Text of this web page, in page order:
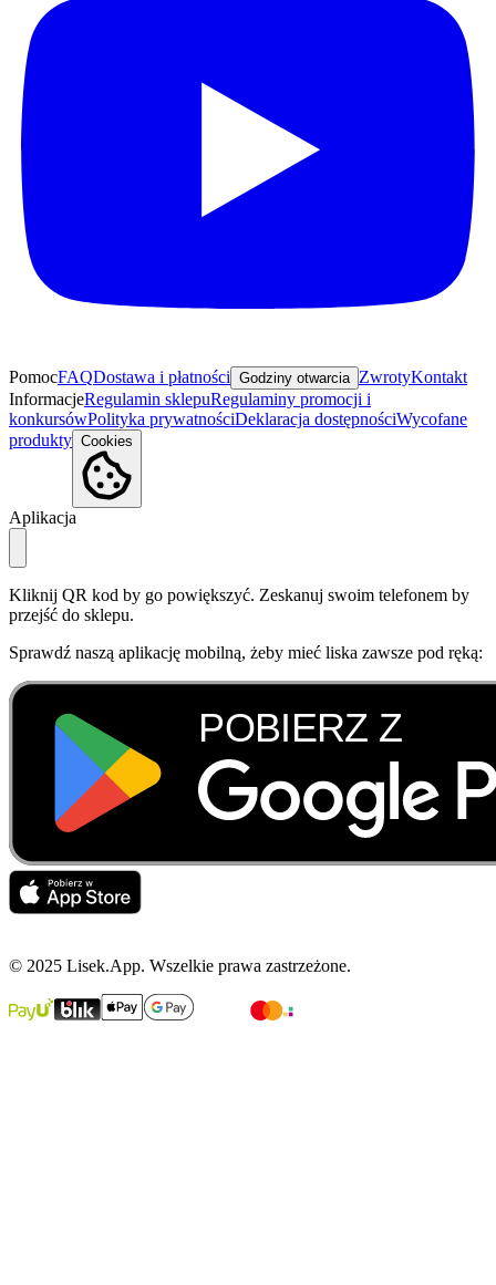
PomocFAQDostawa i płatności Godziny otwarcia ZwrotyKontakt
InformacjeRegulamin sklepuRegulaminy promocji i
konkursówPolityka prywatnościDeklaracja dostępnościWycofane
produkty Cookies
Aplikacja
Kliknij QR kod by go powiększyć. Zeskanuj swoim telefonem by
przejść do sklepu.
Sprawdź naszą aplikację mobilną, żeby mieć liska zawsze pod ręką:
© 2025 Lisek.App. Wszelkie prawa zastrzeżone.